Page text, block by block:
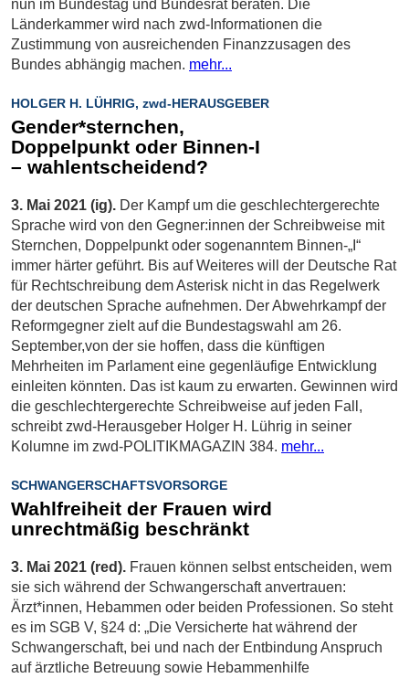
nun im Bundestag und Bundesrat beraten. Die
Länderkammer wird nach zwd-Informationen die
Zustimmung von ausreichenden Finanzzusagen des
Bundes abhängig machen. mehr...
HOLGER H. LÜHRIG, zwd-HERAUSGEBER
Gender*sternchen,
Doppelpunkt oder Binnen-I
– wahlentscheidend?
3. Mai 2021 (ig). Der Kampf um die geschlechtergerechte
Sprache wird von den Gegner:innen der Schreibweise mit
Sternchen, Doppelpunkt oder sogenanntem Binnen-„I“
immer härter geführt. Bis auf Weiteres will der Deutsche Rat
für Rechtschreibung dem Asterisk nicht in das Regelwerk
der deutschen Sprache aufnehmen. Der Abwehrkampf der
Reformgegner zielt auf die Bundestagswahl am 26.
September,von der sie hoffen, dass die künftigen
Mehrheiten im Parlament eine gegenläufige Entwicklung
einleiten könnten. Das ist kaum zu erwarten. Gewinnen wird
die geschlechtergerechte Schreibweise auf jeden Fall,
schreibt zwd-Herausgeber Holger H. Lührig in seiner
Kolumne im zwd-POLITIKMAGAZIN 384. mehr...
SCHWANGERSCHAFTSVORSORGE
Wahlfreiheit der Frauen wird
unrechtmäßig beschränkt
3. Mai 2021 (red). Frauen können selbst entscheiden, wem
sie sich während der Schwangerschaft anvertrauen:
Ärzt*innen, Hebammen oder beiden Professionen. So steht
es im SGB V, §24 d: „Die Versicherte hat während der
Schwangerschaft, bei und nach der Entbindung Anspruch
auf ärztliche Betreuung sowie Hebammenhilfe